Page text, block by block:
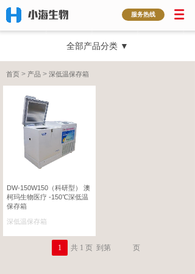
全部产品分类 ▼
首页 > 产品 > 深低温保存箱
DW-150W150（科研型） 澳
柯玛生物医疗 -150℃深低温
保存箱
深低温保存箱
1
共 1 页 到第 页
服务热线